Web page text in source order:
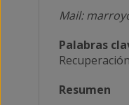
Mail:
Palabras
Resumen